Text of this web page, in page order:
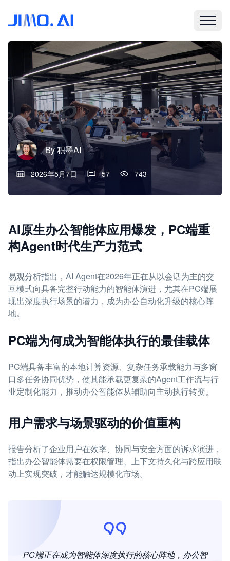
By积墨AI
2026年5月7日 57 743
AI原生办公智能体应用爆发，PC端重
构Agent时代生产力范式
易观分析指出，AI Agent在2026年正在从以会话为主的交
互模式向具备完整行动能力的智能体演进，尤其在PC端展
现出深度执行场景的潜力，成为办公自动化升级的核心阵
地。
PC端为何成为智能体执行的最佳载体
PC端具备丰富的本地计算资源、复杂任务承载能力与多窗
口多任务协同优势，使其能承载更复杂的Agent工作流与行
业定制化能力，推动办公智能体从辅助向主动执行转变。
用户需求与场景驱动的价值重构
报告分析了企业用户在效率、协同与安全方面的诉求演进，
指出办公智能体需要在权限管理、上下文持久化与跨应用联
动上实现突破，才能触达规模化市场。
PC端正在成为智能体深度执行的核心阵地，办公智